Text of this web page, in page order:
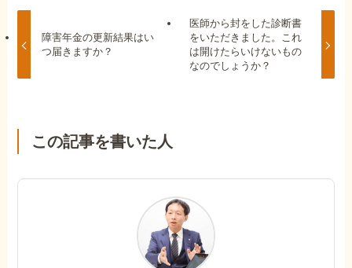
障害年金の更新結果はい
つ届きますか？
医師から封をした診断書
をいただきました。これ
は開けたらいけないもの
なのでしょうか？
この記事を書いた人